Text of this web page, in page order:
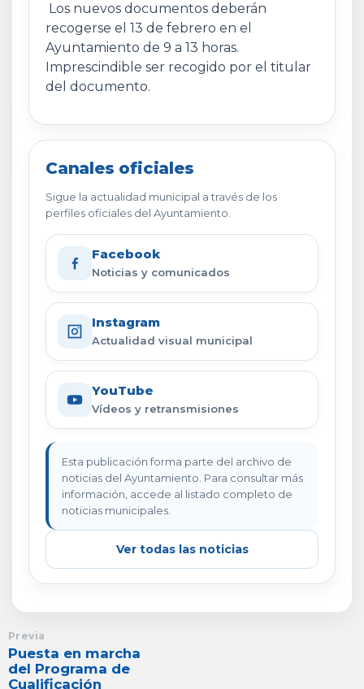
Los nuevos documentos deberán
recogerse el 13 de febrero en el
Ayuntamiento de 9 a 13 horas.
Imprescindible ser recogido por el titular
del documento.
Canales oficiales
Sigue la actualidad municipal a través de los
perfiles oficiales del Ayuntamiento.
Facebook
Noticias y comunicados
Instagram
Actualidad visual municipal
YouTube
Vídeos y retransmisiones
Esta publicación forma parte del archivo de
noticias del Ayuntamiento. Para consultar más
información, accede al listado completo de
noticias municipales.
Ver todas las noticias
Previa
Puesta en marcha
del Programa de
Cualificación